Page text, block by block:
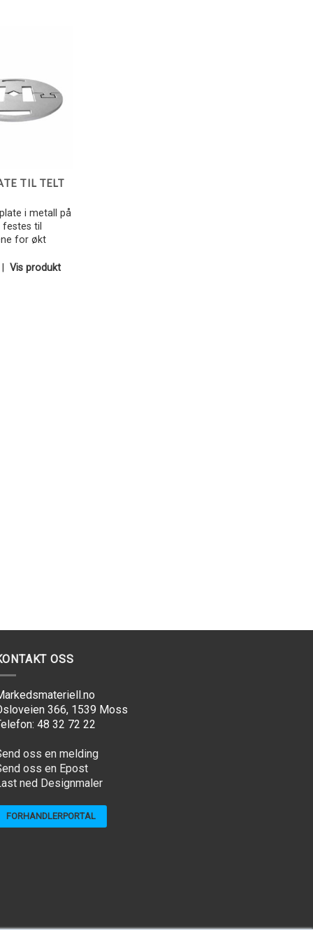
TIL TELT
i metall på
til
for økt
Vis produkt
OSS
366, 1539 Moss
48 32 72 22
oss en melding
oss en Epost
ned Designmaler
FORHANDLERPORTAL